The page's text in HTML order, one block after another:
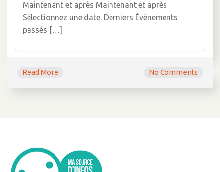
Maintenant et après Maintenant et après
Sélectionnez une date. Derniers Évènements
passés […]
Read More No Comments